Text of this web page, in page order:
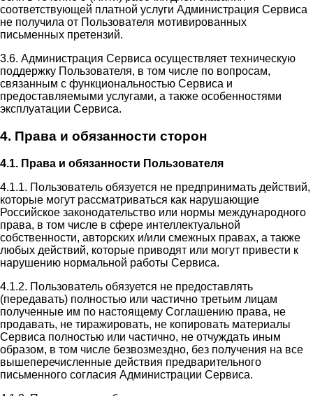
соответствующей платной услуги Администрация Сервиса
не получила от Пользователя мотивированных
письменных претензий.
3.6. Администрация Сервиса осуществляет техническую
поддержку Пользователя, в том числе по вопросам,
связанным с функциональностью Сервиса и
предоставляемыми услугами, а также особенностями
эксплуатации Сервиса.
4. Права и обязанности сторон
4.1. Права и обязанности Пользователя
4.1.1. Пользователь обязуется не предпринимать действий,
которые могут рассматриваться как нарушающие
Российское законодательство или нормы международного
права, в том числе в сфере интеллектуальной
собственности, авторских и/или смежных правах, а также
любых действий, которые приводят или могут привести к
нарушению нормальной работы Сервиса.
4.1.2. Пользователь обязуется не предоставлять
(передавать) полностью или частично третьим лицам
полученные им по настоящему Соглашению права, не
продавать, не тиражировать, не копировать материалы
Сервиса полностью или частично, не отчуждать иным
образом, в том числе безвозмездно, без получения на все
вышеперечисленные действия предварительного
письменного согласия Администрации Сервиса.